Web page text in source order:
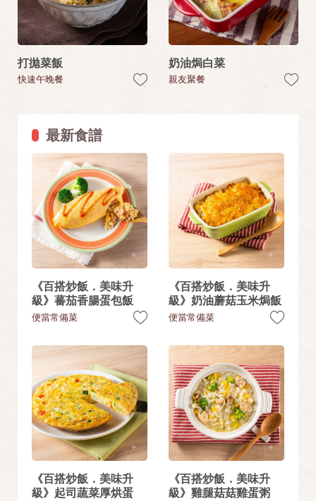
打拋菜飯
快速午晚餐
奶油焗白菜
親友聚餐
最新食譜
《百搭炒飯．美味升
級》蕃茄香腸蛋包飯
便當常備菜
《百搭炒飯．美味升
級》奶油蘑菇玉米焗飯
便當常備菜
《百搭炒飯．美味升
級》起司蔬菜厚烘蛋
《百搭炒飯．美味升
級》雞腿菇菇雞蛋粥